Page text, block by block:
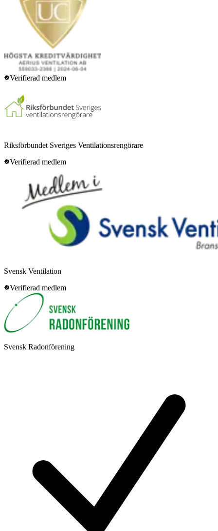
Verifierad medlem
Riksförbundet Sveriges Ventilationsrengörare
Verifierad medlem
Svensk Ventilation
Verifierad medlem
Svensk Radonförening